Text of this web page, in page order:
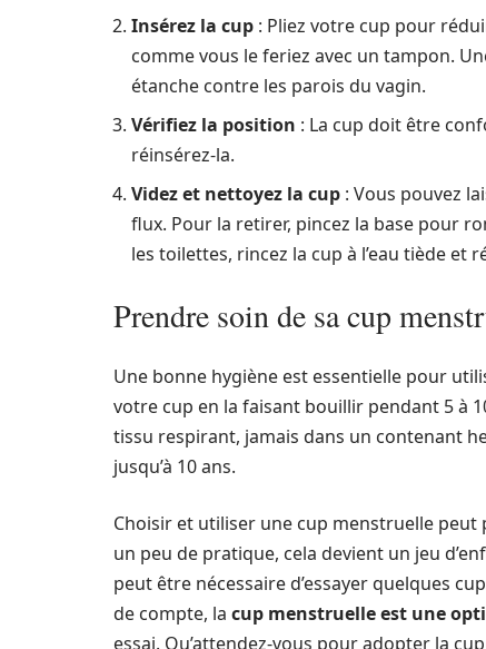
Insérez la cup : Pliez votre cup pour
comme vous le feriez avec un tampon.
étanche contre les parois du vagin.
Vérifiez la position : La cup doit être
réinsérez-la.
Videz et nettoyez la cup : Vous pouvez
flux. Pour la retirer, pincez la base pour
les toilettes, rincez la cup à l’eau tiède et
Prendre soin de sa cup
Une bonne hygiène est essentielle pour
votre cup en la faisant bouillir pendant 5 à
tissu respirant, jamais dans un contenant
jusqu’à 10 ans.
Choisir et utiliser une cup menstruelle
un peu de pratique, cela devient un jeu
peut être nécessaire d’essayer quelques
de compte, la cup menstruelle est une
essai. Qu’attendez-vous pour adopter la